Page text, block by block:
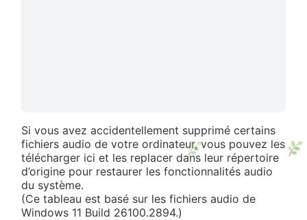
Si vous avez accidentellement supprimé certains
fichiers audio de votre ordinateur, vous pouvez les
télécharger ici et les replacer dans leur répertoire
d’origine pour restaurer les fonctionnalités audio
du système.
(Ce tableau est basé sur les fichiers audio de
Windows 11 Build 26100.2894.)